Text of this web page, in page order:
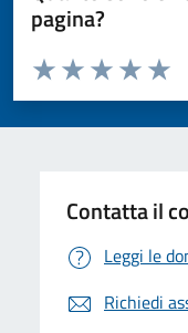
pagina?
Valuta da 1 a 5 stelle la
Valuta 4
Valuta 3
Valuta 2 stelle
Valuta 1 stelle su 5
Contatta il
Leggi le
Richiedi